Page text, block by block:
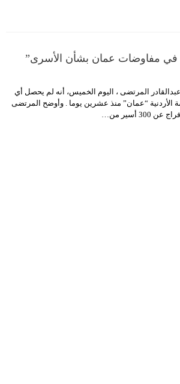
في مفاوضات عمان بشأن الأسرى”
المرتضى ، اليوم الخميس، أنه لم يحصل أي
“عمان” منذ عشرين يوما . وأوضح المرتضى
أسير من
…